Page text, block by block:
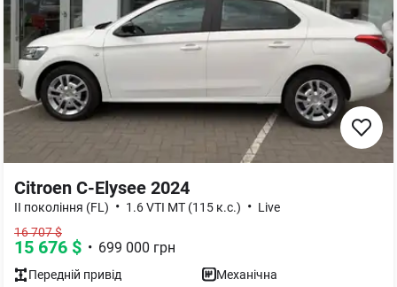
Citroen C-Elysee 2024
II покоління (FL) • 1.6 VTI MT (115 к.с.) • Live
16 707$
15 676 $ • 699 000 грн
Передній привід Механічна